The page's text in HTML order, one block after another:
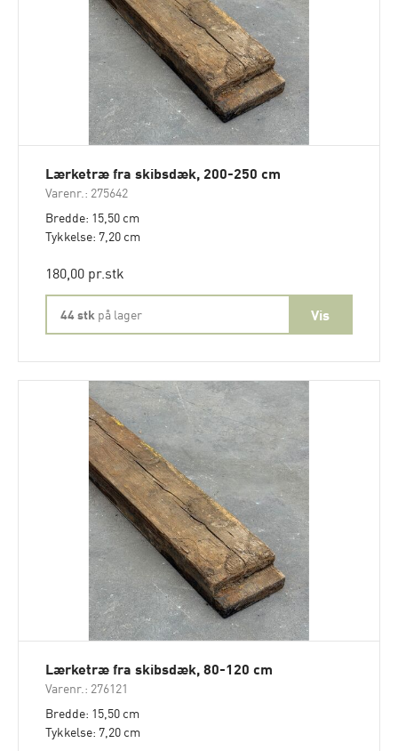
Lærketræ fra skibsdæk, 200-250 cm
Varenr.: 275642
Bredde: 15,50 cm
Tykkelse: 7,20 cm
180,00 pr.stk
44 stk på lager
Lærketræ fra skibsdæk, 80-120 cm
Varenr.: 276121
Bredde: 15,50 cm
Tykkelse: 7,20 cm